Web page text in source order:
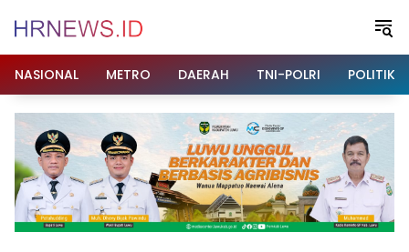
NASIONAL
METRO DAERAH TNI-POLRI POLITIK